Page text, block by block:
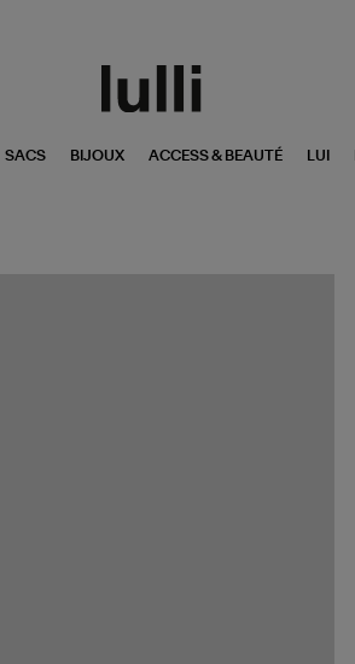
SACS BIJOUX ACCESS & BEAUTÉ LUI